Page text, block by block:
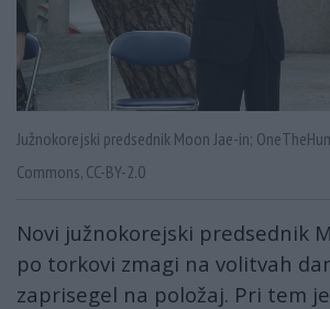
Južnokorejski predsednik Moon Jae-in;
Commons, CC-BY-2.0
Novi južnokorejski predsednik
po torkovi zmagi na volitvah
zaprisegel na položaj. Pri tem